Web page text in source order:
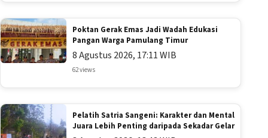
Poktan Gerak Emas Jadi Wadah Edukasi
Pangan Warga Pamulang Timur
8 Agustus 2026, 17:11 WIB
62 views
Pelatih Satria Sangeni: Karakter dan Mental
Juara Lebih Penting daripada Sekadar Gelar